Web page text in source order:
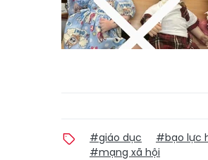
#giáo dục #bạo lực
#mạng xã hội